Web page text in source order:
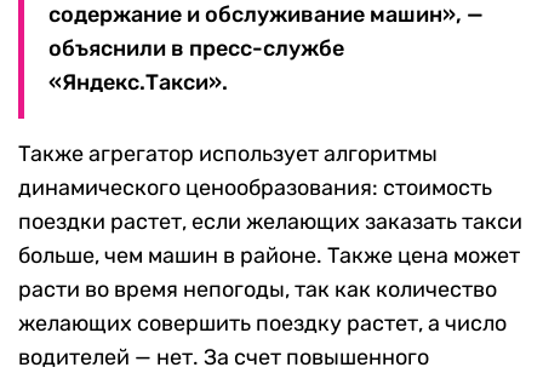
содержание и обслуживание машин», —
объяснили в пресс-службе
«Яндекс.Такси».
Также агрегатор использует алгоритмы
динамического ценообразования: стоимость
поездки растет, если желающих заказать такси
больше, чем машин в районе. Также цена может
расти во время непогоды, так как количество
желающих совершить поездку растет, а число
водителей — нет. За счет повышенного